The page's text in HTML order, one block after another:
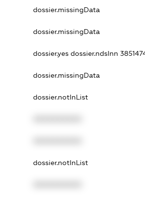
dossier.missingData
dossier.missingData
dossier.yes dossier.ndsInn
dossier.missingData
dossier.notInList
dossier.notInList